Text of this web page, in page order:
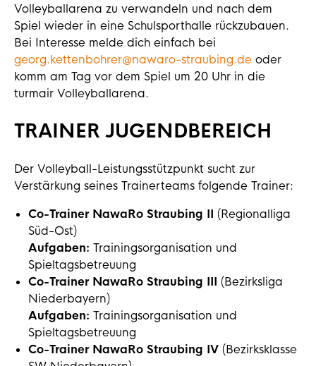
Volleyballarena zu verwandeln und nach dem
Spiel wieder in eine Schulsporthalle rückzubauen.
Bei Interesse melde dich einfach bei
georg.kettenbohrer@nawaro-straubing.de oder
komm am Tag vor dem Spiel um 20 Uhr in die
turmair Volleyballarena.
TRAINER JUGENDBEREICH
Der Volleyball-Leistungsstützpunkt sucht zur
Verstärkung seines Trainerteams folgende Trainer:
Co-Trainer NawaRo Straubing II (Regionalliga
Süd-Ost)
Aufgaben: Trainingsorganisation und
Spieltagsbetreuung
Co-Trainer NawaRo Straubing III (Bezirksliga
Niederbayern)
Aufgaben: Trainingsorganisation und
Spieltagsbetreuung
Co-Trainer NawaRo Straubing IV (Bezirksklasse